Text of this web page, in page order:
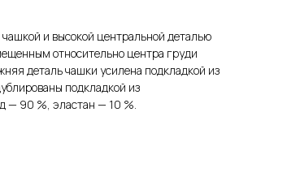
и высокой центральной деталью
относительно центра груди
деталь чашки усилена подкладкой из
подкладкой из
— 90 %, эластан — 10 %.